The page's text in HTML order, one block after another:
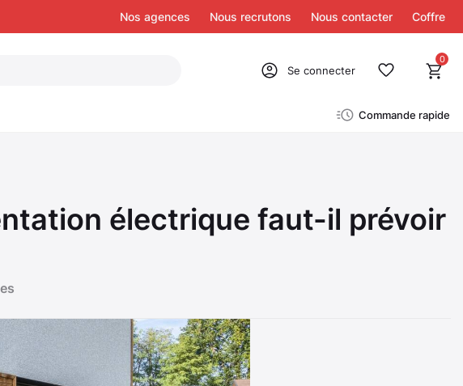
Nos agences Nous recrutons Nous contacter Coffre
Se connecter
0
Commande rapide
électrique faut-il prévoir